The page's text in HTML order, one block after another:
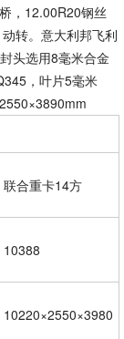
，12.00R20钢丝
转。意大利邦飞利
头选用8毫米合金
，叶片5毫米
联合重卡14方
10388
10220×2550×3980